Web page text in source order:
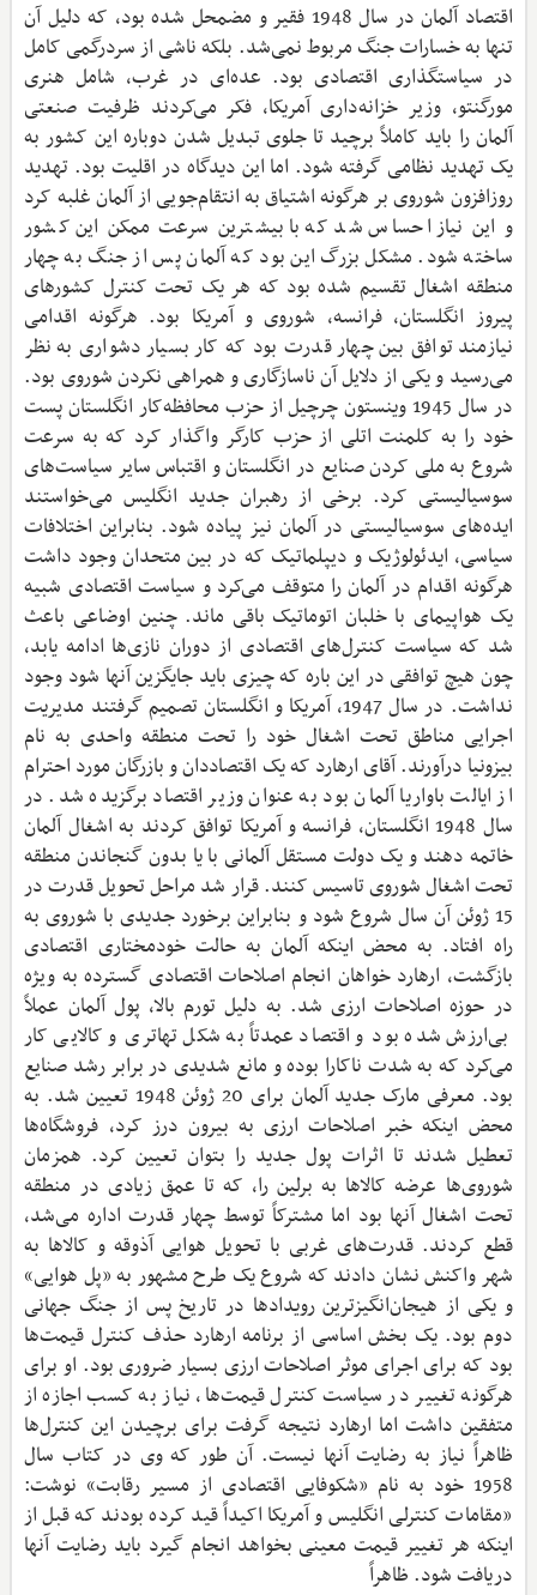
اقتصاد آلمان در سال 1948 فقیر و مضمحل‌ شده بود، که دلیل آن
تنها به خسارات جنگ مربوط نمی‌شد. بلکه ناشی از سردرگمی کامل
در سیاستگذاری اقتصادی بود. عده‌ای در غرب، شامل هنری
مورگنتو، وزیر خزانه‌داری آمریکا، فکر می‌کردند ظرفیت صنعتی
آلمان را باید کاملاً برچید تا جلوی تبدیل شدن دوباره این کشور به
یک تهدید نظامی گرفته شود. اما این دیدگاه در اقلیت بود. تهدید
روزافزون شوروی بر هرگونه اشتیاق به انتقام‌جویی از آلمان غلبه کرد
و این نیاز احساس شد که با بیشترین سرعت ممکن این کشور
ساخته شود. مشکل بزرگ این بود که آلمان پس از جنگ به چهار
منطقه اشغال تقسیم شده بود که هر یک تحت کنترل کشورهای
پیروز انگلستان، فرانسه، شوروی و آمریکا بود. هرگونه اقدامی
نیازمند توافق بین چهار قدرت بود که کار بسیار دشواری به نظر
می‌رسید و یکی از دلایل آن ناسازگاری و همراهی نکردن شوروی بود.
در سال 1945 وینستون چرچیل از حزب محافظه‌کار انگلستان پست
خود را به کلمنت اتلی از حزب کارگر واگذار کرد که به سرعت
شروع به ملی کردن صنایع در انگلستان و اقتباس سایر سیاست‌های
سوسیالیستی کرد. برخی از رهبران جدید انگلیس می‌خواستند
ایده‌های سوسیالیستی در آلمان نیز پیاده شود. بنابراین اختلافات
سیاسی، ایدئولوژیک و دیپلماتیک که در بین متحدان وجود داشت
هرگونه اقدام در آلمان را متوقف می‌کرد و سیاست اقتصادی شبیه
یک هواپیمای با خلبان اتوماتیک باقی ماند. چنین اوضاعی باعث
شد که سیاست کنترل‌های اقتصادی از دوران نازی‌ها ادامه یابد،
چون هیچ توافقی در این باره که چیزی باید جایگزین آنها شود وجود
نداشت. در سال 1947، آمریکا و انگلستان تصمیم گرفتند مدیریت
اجرایی مناطق تحت اشغال خود را تحت منطقه واحدی به نام
بیزونیا در‌آورند. آقای ارهارد که یک اقتصاددان و بازرگان مورد احترام
از ایالت باواریا آلمان بود به عنوان وزیر اقتصاد برگزیده شد. در
سال 1948 انگلستان، فرانسه و آمریکا توافق کردند به اشغال آلمان
خاتمه دهند و یک دولت مستقل آلمانی با یا بدون گنجاندن منطقه
تحت اشغال شوروی تاسیس کنند. قرار شد مراحل تحویل قدرت در
15 ژوئن آن سال شروع شود و بنابراین برخورد جدیدی با شوروی به
راه افتاد. به محض اینکه آلمان به حالت خودمختاری اقتصادی
بازگشت، ارهارد خواهان انجام اصلاحات اقتصادی گسترده به ویژه
در حوزه اصلاحات ارزی شد. به دلیل تورم بالا، پول آلمان عملاً
بی‌ارزش شده بود و اقتصاد عمدتاً به شکل تهاتری و کالایی کار
می‌کرد که به شدت ناکارا بوده و مانع شدیدی در برابر رشد صنایع
بود. معرفی مارک جدید آلمان برای 20 ژوئن 1948 تعیین شد. به
محض اینکه خبر اصلاحات ارزی به بیرون درز کرد، فروشگاه‌ها
تعطیل شدند تا اثرات پول جدید را بتوان تعیین کرد. همزمان
شوروی‌ها عرضه کالاها به برلین را، که تا عمق زیادی در منطقه
تحت اشغال آنها بود اما مشترکاً توسط چهار قدرت اداره می‌شد،
قطع کردند. قدرت‌های غربی با تحویل هوایی آذوقه و کالاها به
شهر واکنش نشان دادند که شروع یک طرح مشهور به «پل هوایی»
و یکی از هیجان‌انگیزترین رویدادها در تاریخ پس از جنگ جهانی
دوم بود. یک بخش اساسی از برنامه ارهارد حذف کنترل قیمت‌ها
بود که برای اجرای موثر اصلاحات ارزی بسیار ضروری بود. او برای
هرگونه تغییر در سیاست کنترل قیمت‌ها، نیاز به کسب اجازه از
متفقین داشت اما ارهارد نتیجه گرفت برای برچیدن این کنترل‌ها
ظاهراً نیاز به رضایت آنها نیست. آن طور که وی در کتاب سال
1958 خود به نام «شکوفایی اقتصادی از مسیر رقابت» نوشت:
«مقامات کنترلی انگلیس و آمریکا اکیداً قید کرده بودند که قبل از
اینکه هر تغییر قیمت معینی بخواهد انجام گیرد باید رضایت آنها
دریافت شود. ظاهراً